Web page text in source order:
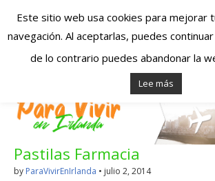
Españoles
Irlanda –
Irlanda –
en Irlanda –
Pastilas Farmacia
by ParaVivirEnIrlanda • julio 2, 2014
Este sitio web usa cookies para mejorar
navegación. Al aceptarlas, puedes
de lo contrario puedes abandonar la
Lee más